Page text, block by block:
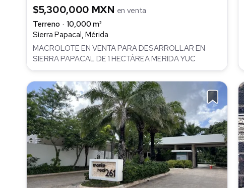
$5,300,000 MXN en venta
Terreno
10,000 m²
Sierra Papacal, Mérida
MACROLOTE EN VENTA PARA DESARROLLAR EN
SIERRA PAPACAL DE 1 HECTÁREA MERIDA YUC